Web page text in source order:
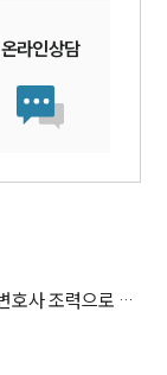
온라인상담
울산형사전문변호사 감형 사례 | 울산형사전문변호사 조력으로 장애인 강제추행 의뢰인 집행유예